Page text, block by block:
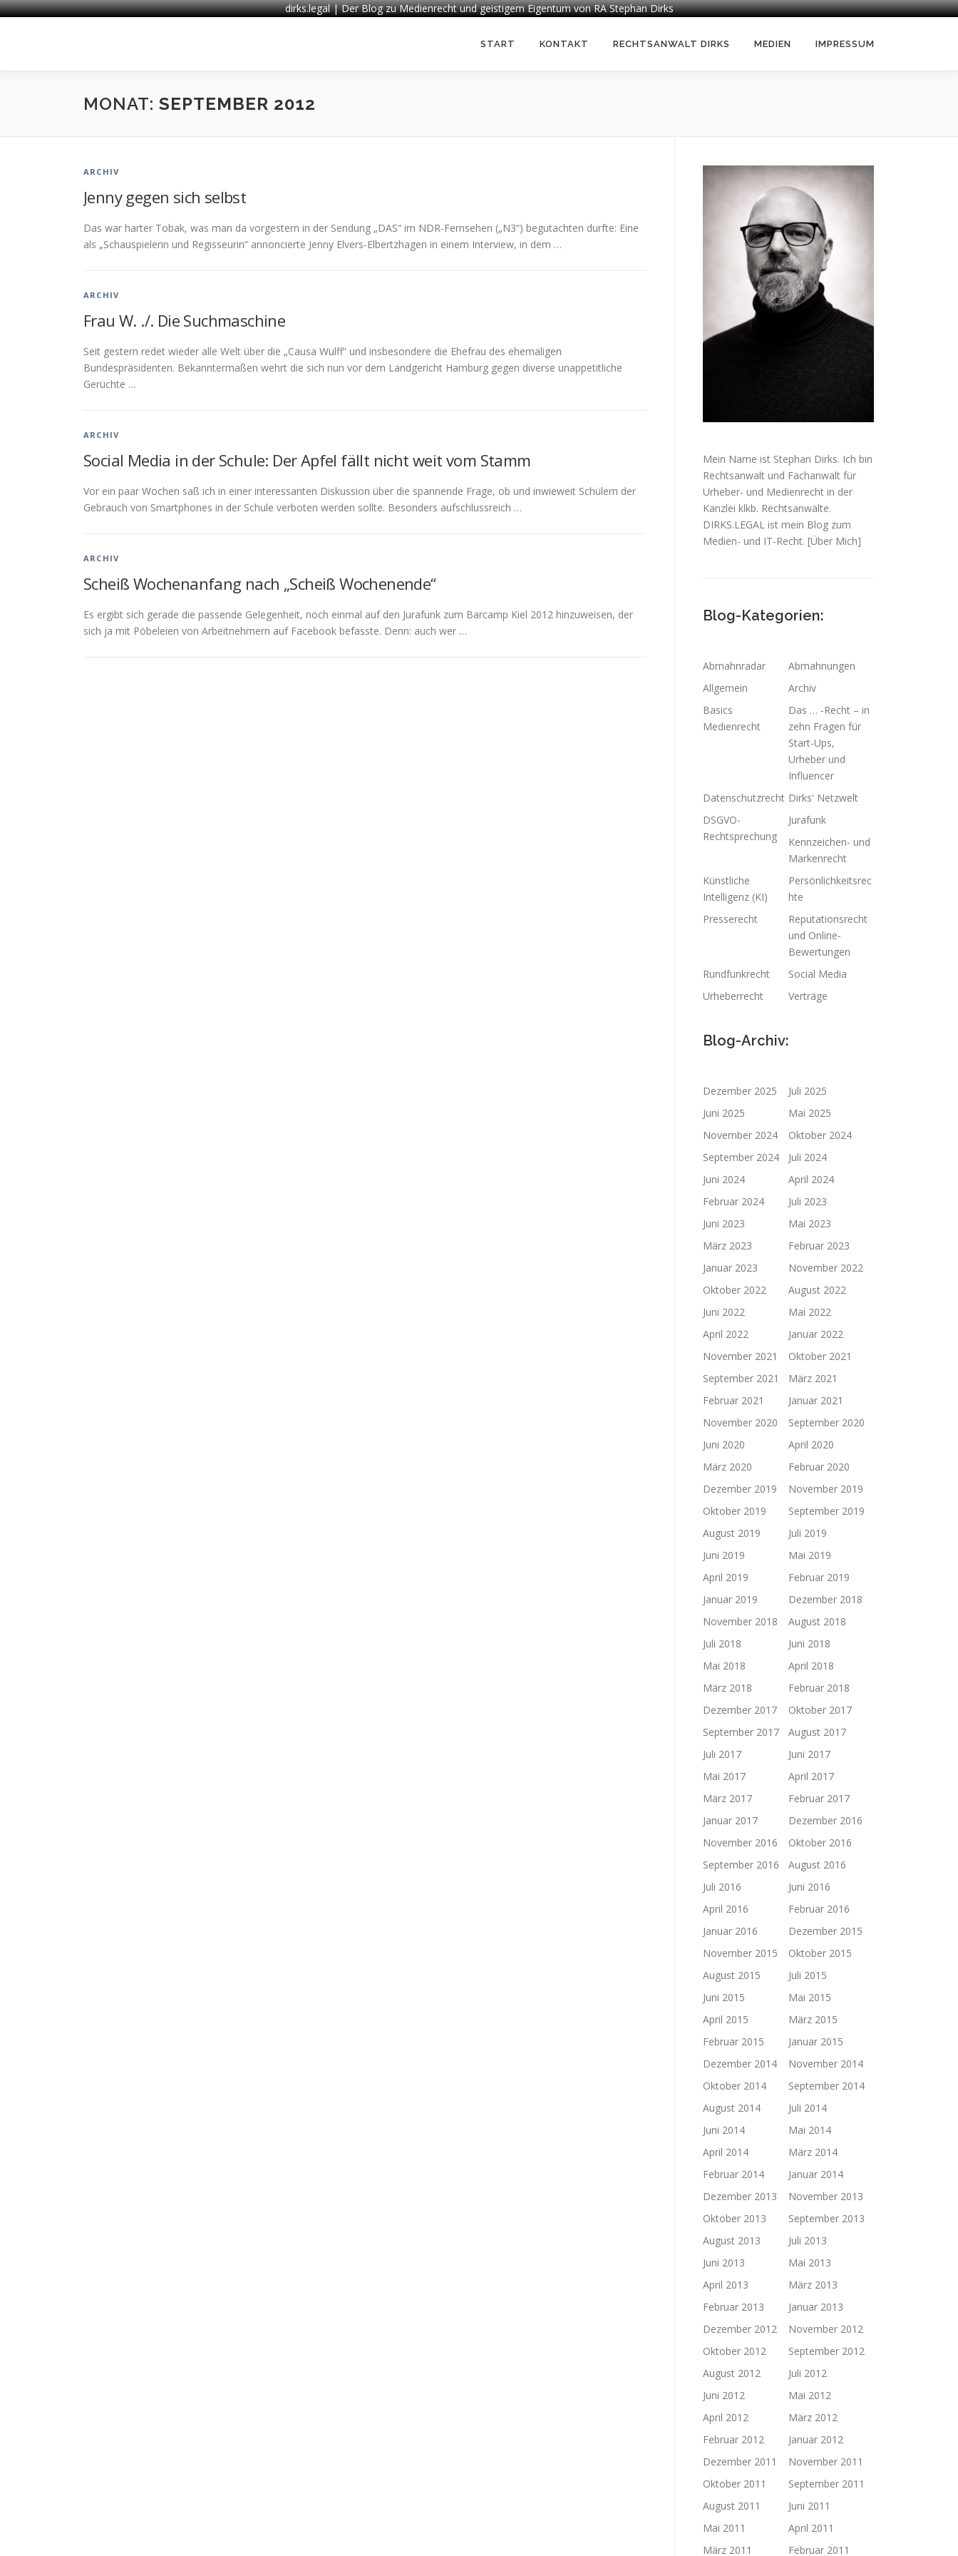
dirks.legal | Der Blog zu Medienrecht und geistigem Eigentum von RA Stephan Dirks
START KONTAKT RECHTSANWALT DIRKS MEDIEN IMPRESSUM
MONAT: SEPTEMBER 2012
ARCHIV
Jenny gegen sich selbst
Das war harter Tobak, was man da vorgestern in der Sendung „DAS“ im NDR-Fernsehen („N3“) begutachten durfte: Eine
als „Schauspielerin und Regisseurin“ annoncierte Jenny Elvers-Elbertzhagen in einem Interview, in dem …
ARCHIV
Frau W. ./. Die Suchmaschine
Seit gestern redet wieder alle Welt über die „Causa Wulff“ und insbesondere die Ehefrau des ehemaligen
Bundespräsidenten. Bekanntermaßen wehrt die sich nun vor dem Landgericht Hamburg gegen diverse unappetitliche
Gerüchte …
ARCHIV
Social Media in der Schule: Der Apfel fällt nicht weit vom Stamm
Vor ein paar Wochen saß ich in einer interessanten Diskussion über die spannende Frage, ob und inwieweit Schülern der
Gebrauch von Smartphones in der Schule verboten werden sollte. Besonders aufschlussreich …
ARCHIV
Scheiß Wochenanfang nach „Scheiß Wochenende“
Es ergibt sich gerade die passende Gelegenheit, noch einmal auf den Jurafunk zum Barcamp Kiel 2012 hinzuweisen, der
sich ja mit Pöbeleien von Arbeitnehmern auf Facebook befasste. Denn: auch wer …
Mein Name ist Stephan Dirks. Ich bin
Rechtsanwalt und Fachanwalt für
Urheber- und Medienrecht in der
Kanzlei klkb. Rechtsanwälte.
DIRKS.LEGAL ist mein Blog zum
Medien- und IT-Recht. [Über Mich]
Blog-Kategorien:
Abmahnradar
Abmahnungen
Allgemein
Archiv
Basics
Medienrecht
Das … -Recht – in
zehn Fragen für
Start-Ups,
Urheber und
Influencer
Datenschutzrecht Dirks' Netzwelt
DSGVO-
Rechtsprechung
Jurafunk
Kennzeichen- und
Markenrecht
Künstliche
Intelligenz (KI)
Persönlichkeitsrec
hte
Presserecht
Reputationsrecht
und Online-
Bewertungen
Rundfunkrecht
Social Media
Urheberrecht
Verträge
Blog-Archiv:
Dezember 2025
Juli 2025
Juni 2025
Mai 2025
November 2024
Oktober 2024
September 2024
Juli 2024
Juni 2024
April 2024
Februar 2024
Juli 2023
Juni 2023
Mai 2023
März 2023
Februar 2023
Januar 2023
November 2022
Oktober 2022
August 2022
Juni 2022
Mai 2022
April 2022
Januar 2022
November 2021
Oktober 2021
September 2021
März 2021
Februar 2021
Januar 2021
November 2020
September 2020
Juni 2020
April 2020
März 2020
Februar 2020
Dezember 2019
November 2019
Oktober 2019
September 2019
August 2019
Juli 2019
Juni 2019
Mai 2019
April 2019
Februar 2019
Januar 2019
Dezember 2018
November 2018
August 2018
Juli 2018
Juni 2018
Mai 2018
April 2018
März 2018
Februar 2018
Dezember 2017
Oktober 2017
September 2017
August 2017
Juli 2017
Juni 2017
Mai 2017
April 2017
März 2017
Februar 2017
Januar 2017
Dezember 2016
November 2016
Oktober 2016
September 2016
August 2016
Juli 2016
Juni 2016
April 2016
Februar 2016
Januar 2016
Dezember 2015
November 2015
Oktober 2015
August 2015
Juli 2015
Juni 2015
Mai 2015
April 2015
März 2015
Februar 2015
Januar 2015
Dezember 2014
November 2014
Oktober 2014
September 2014
August 2014
Juli 2014
Juni 2014
Mai 2014
April 2014
März 2014
Februar 2014
Januar 2014
Dezember 2013
November 2013
Oktober 2013
September 2013
August 2013
Juli 2013
Juni 2013
Mai 2013
April 2013
März 2013
Februar 2013
Januar 2013
Dezember 2012
November 2012
Oktober 2012
September 2012
August 2012
Juli 2012
Juni 2012
Mai 2012
April 2012
März 2012
Februar 2012
Januar 2012
Dezember 2011
November 2011
Oktober 2011
September 2011
August 2011
Juni 2011
Mai 2011
April 2011
März 2011
Februar 2011